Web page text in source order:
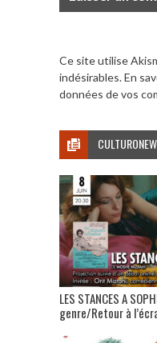
Ce site utilise
indésirables.En
données de vos
LES STANCES A
genre/Retour à